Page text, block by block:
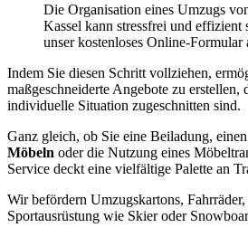
Die Organisation eines Umzugs
Kassel kann stressfrei und effizient
unser kostenloses Online-Formular
Indem Sie diesen Schritt vollziehen,
maßgeschneiderte Angebote zu erstellen,
individuelle Situation zugeschnitten sind.
Ganz gleich, ob Sie eine Beiladung,
Möbeln oder die Nutzung eines
Service deckt eine vielfältige Palette an
Wir befördern Umzugskartons,
Sportausrüstung wie Skier oder